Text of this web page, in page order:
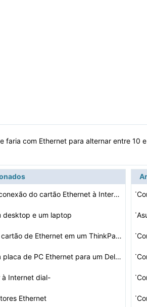
faria com Ethernet para alternar entre 10
Como testar uma conexão do cartão Ethernet à Interne…
desktop e um laptop
Como encontrar o cartão de Ethernet em um ThinkPad
Como instalar uma placa de PC Ethernet para um Dell L55…
à Internet dial-
Ethernet
·
·
·
·
·
·